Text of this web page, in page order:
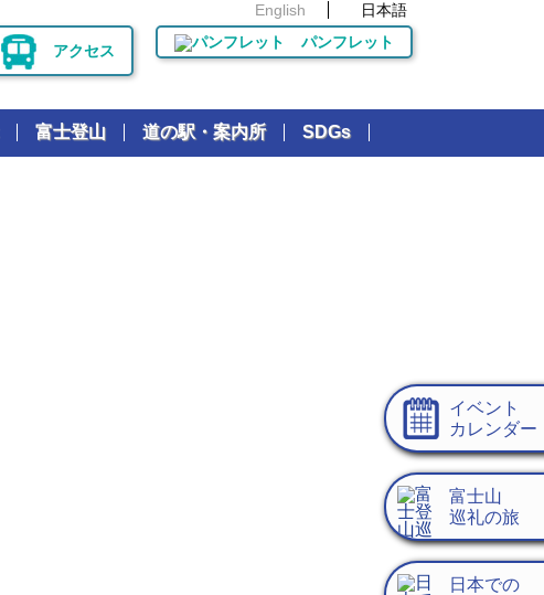
English 日本語
アクセス パンフレット
富士登山 道の駅・案内所 SDGs
イベント
カレンダー
富士山
巡礼の旅
日本での